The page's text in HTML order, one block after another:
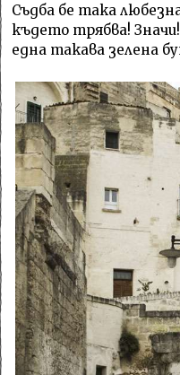
Съдба бе така
където трябва!
една такава зелена